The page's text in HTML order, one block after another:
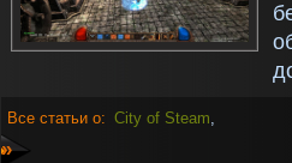
Все статьи о: City of Steam,
»